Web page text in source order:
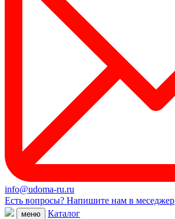
info@udoma-ru.ru
Есть вопросы? Напишите нам в меседжер
меню
Каталог